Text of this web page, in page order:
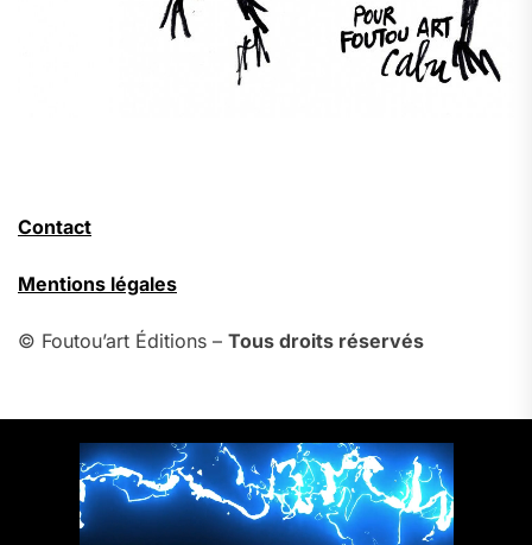
Contact
Mentions légales
© Foutou’art Éditions – Tous droits réservés